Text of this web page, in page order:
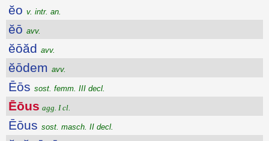
ĕo v. intr. an.
ĕō avv.
ĕōăd avv.
ĕōdem avv.
Ēōs sost. femm. III decl.
Ēōus agg. I cl.
Ēōus sost. masch. II decl.